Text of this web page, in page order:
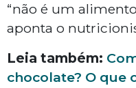
“não é um
aponta o
Leia também:
chocolate? O que